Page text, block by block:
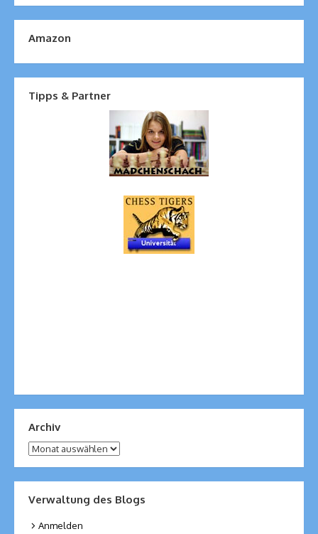
Amazon
Tipps & Partner
Archiv
Archiv
Verwaltung des Blogs
Anmelden